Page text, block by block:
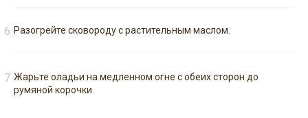
Разогрейте сковороду с растительным маслом.
Жарьте оладьи на медленном огне с обеих сторон до
румяной корочки.